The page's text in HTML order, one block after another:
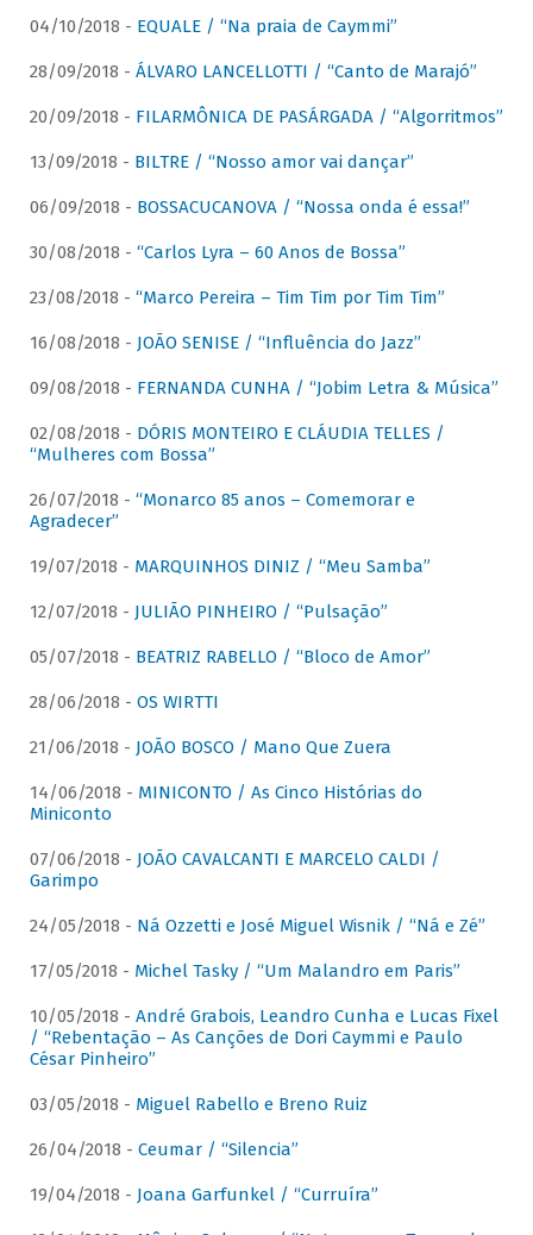
04/10/2018 - EQUALE / “Na praia de Caymmi”
28/09/2018 - ÁLVARO LANCELLOTTI / “Canto de Marajó”
20/09/2018 - FILARMÔNICA DE PASÁRGADA / “Algorritmos”
13/09/2018 - BILTRE / “Nosso amor vai dançar”
06/09/2018 - BOSSACUCANOVA / “Nossa onda é essa!”
30/08/2018 - “Carlos Lyra – 60 Anos de Bossa”
23/08/2018 - “Marco Pereira – Tim Tim por Tim Tim”
16/08/2018 - JOÃO SENISE / “Influência do Jazz”
09/08/2018 - FERNANDA CUNHA / “Jobim Letra & Música”
02/08/2018 - DÓRIS MONTEIRO E CLÁUDIA TELLES /
“Mulheres com Bossa”
26/07/2018 - “Monarco 85 anos – Comemorar e
Agradecer”
19/07/2018 - MARQUINHOS DINIZ / “Meu Samba”
12/07/2018 - JULIÃO PINHEIRO / “Pulsação”
05/07/2018 - BEATRIZ RABELLO / “Bloco de Amor”
28/06/2018 - OS WIRTTI
21/06/2018 - JOÃO BOSCO / Mano Que Zuera
14/06/2018 - MINICONTO / As Cinco Histórias do
Miniconto
07/06/2018 - JOÃO CAVALCANTI E MARCELO CALDI /
Garimpo
24/05/2018 - Ná Ozzetti e José Miguel Wisnik / “Ná e Zé”
17/05/2018 - Michel Tasky / “Um Malandro em Paris”
10/05/2018 - André Grabois, Leandro Cunha e Lucas Fixel
/ “Rebentação – As Canções de Dori Caymmi e Paulo
César Pinheiro”
03/05/2018 - Miguel Rabello e Breno Ruiz
26/04/2018 - Ceumar / “Silencia”
19/04/2018 - Joana Garfunkel / “Curruíra”